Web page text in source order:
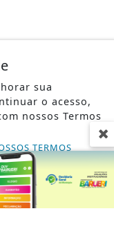
sua
o acesso,
nossos Termos
TERMOS